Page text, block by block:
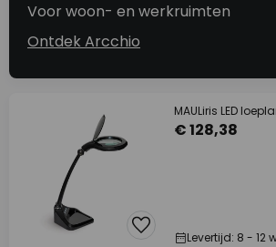
Voor woon- en werkruimten
Ontdek Arcchio
MAULiris LED
€ 128,38
Levertijd: 8 - 12